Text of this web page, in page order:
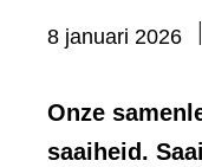
8 januari 2026
Onze
saaiheid.